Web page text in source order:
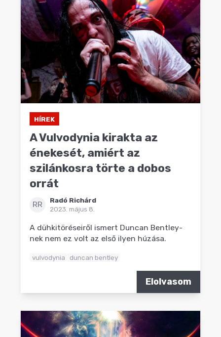
HÍREK
A Vulvodynia kirakta az
énekesét, amiért az
szilánkosra törte a dobos
orrát
RR
Radó Richárd
2023. május 8.
A dühkitöréseiről ismert Duncan Bentley-
nek nem ez volt az első ilyen húzása.
vulvodynia duncan bentley
Elolvasom